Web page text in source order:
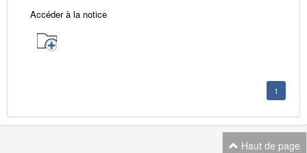
Accéder à la notice
1
Haut de page